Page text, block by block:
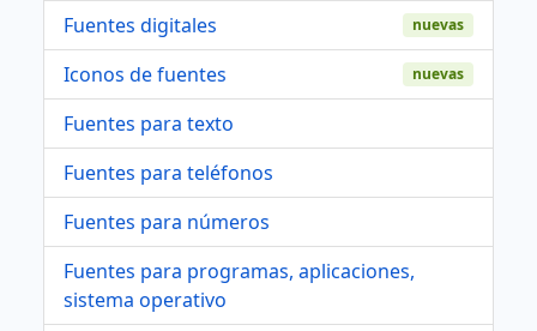
Fuentes digitales nuevas
Iconos de fuentes nuevas
Fuentes para texto
Fuentes para teléfonos
Fuentes para números
Fuentes para programas, aplicaciones,
sistema operativo